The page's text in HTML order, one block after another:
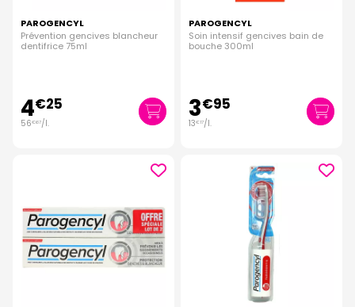
PAROGENCYL
Prévention gencives blancheur
dentifrice 75ml
4€25
56€67/l.
PAROGENCYL
Soin intensif gencives bain de
bouche 300ml
3€95
13€ 17/l.